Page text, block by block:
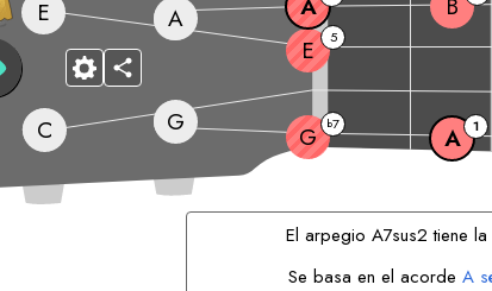
G G b7 A 1
C
E
E
5
A
El arpegio A7sus2 tiene
Se basa en el acorde A